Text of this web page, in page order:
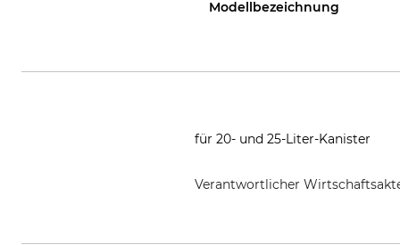
Modellbezeichnung
für 20- und 25-Liter-Kanister
Verantwortlicher